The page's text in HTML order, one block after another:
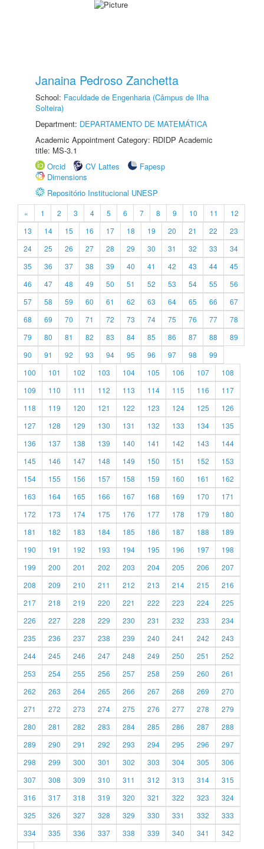
Janaina Pedroso Zanchetta
School: Faculdade de Engenharia (Câmpus de Ilha
Solteira)
Department: DEPARTAMENTO DE MATEMÁTICA
Academic Appointment Category: RDIDP Academic
title: MS-3.1
Orcid
CV Lattes
Fapesp
Dimensions
Repositório Institucional UNESP
« 1 2 3 4 5 6 7 8 9 10 11
12
13
14 15 16 17 18 19 20 21 22
23
24
25 26 27 28 29 30 31 32 33
34
35
36 37 38 39 40 41 42 43 44
45
46
47 48 49 50 51 52 53 54 55
56
57
58 59 60 61 62 63 64 65 66
67
68
69 70 71 72 73 74 75 76 77
78
79
80 81 82 83 84 85 86 87 88
89
90
91 92 93 94 95 96 97 98
99
100
101 102 103 104 105 106 107
108
109
110 111 112 113 114 115 116
117
118
119 120 121 122 123 124 125
126
127
128 129 130 131 132 133 134
135
136
137 138 139 140 141 142 143
144
145
146 147 148 149 150 151 152
153
154
155 156 157 158 159 160 161
162
163
164 165 166 167 168 169 170
171
172
173 174 175 176 177 178 179
180
181
182 183 184 185 186 187 188
189
190
191 192 193 194 195 196 197
198
199
200 201 202 203 204 205 206
207
208
209 210 211 212 213 214 215
216
217
218 219 220 221 222 223 224
225
226
227 228 229 230 231 232 233
234
235
236 237 238 239 240 241 242
243
244
245 246 247 248 249 250 251
252
253
254 255 256 257 258 259 260
261
262
263 264 265 266 267 268 269
270
271
272 273 274 275 276 277 278
279
280
281 282 283 284 285 286 287
288
289
290 291 292 293 294 295 296
297
298
299 300 301 302 303 304 305
306
307
308 309 310 311 312 313 314
315
316
317 318 319 320 321 322 323
324
325
326 327 328 329 330 331 332
333
334
335 336 337 338 339 340 341
342